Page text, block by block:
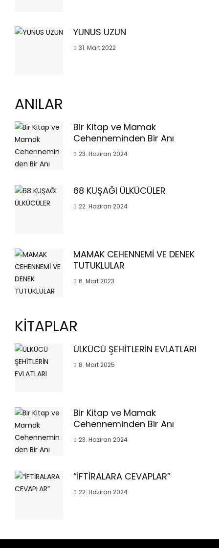
YUNUS UZUN
31. Mart 2022
ANILAR
Bir Kitap ve Mamak
Cehenneminden Bir Anı
23. Haziran 2024
68 KUŞAĞI ÜLKÜCÜLER
22. Haziran 2024
MAMAK CEHENNEMİ VE DENEK
TUTUKLULAR
6. Mart 2023
KİTAPLAR
ÜLKÜCÜ ŞEHİTLERİN EVLATLARI
8. Mart 2025
Bir Kitap ve Mamak
Cehenneminden Bir Anı
23. Haziran 2024
“İFTİRALARA CEVAPLAR”
22. Haziran 2024